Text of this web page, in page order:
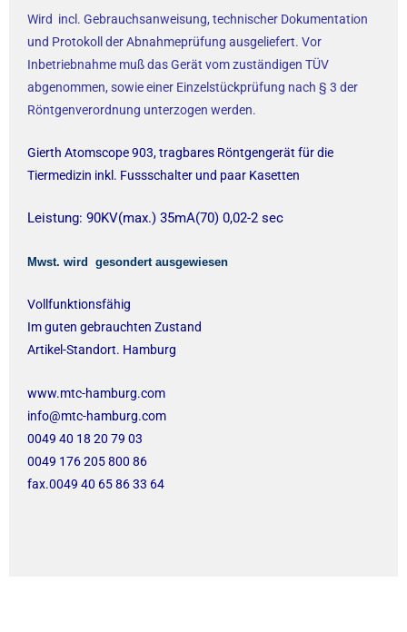
Wird incl. Gebrauchsanweisung, technischer Dokumentation
und Protokoll der Abnahmeprüfung ausgeliefert. Vor
Inbetriebnahme muß das Gerät vom zuständigen TÜV
abgenommen, sowie einer Einzelstückprüfung nach § 3 der
Röntgenverordnung unterzogen werden.
Gierth Atomscope 903, tragbares Röntgengerät für die
Tiermedizin inkl. Fussschalter und paar Kasetten
Leistung: 90KV(max.) 35mA(70) 0,02-2 sec
Mwst. wird gesondert ausgewiesen
Vollfunktionsfähig
Im guten gebrauchten Zustand
Artikel-Standort. Hamburg
www.mtc-hamburg.com
info@mtc-hamburg.com
0049 40 18 20 79 03
0049 176 205 800 86
fax.0049 40 65 86 33 64